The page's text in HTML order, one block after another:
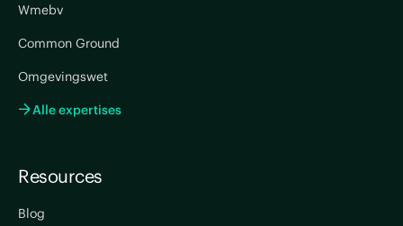
Wmebv
Common Ground
Omgevingswet
Alle expertises
Resources
Blog